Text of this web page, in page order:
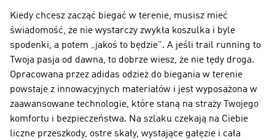
Kiedy chcesz zacząć biegać w terenie, musisz mieć
świadomość, że nie wystarczy zwykła koszulka i byle
spodenki, a potem „jakoś to będzie". A jeśli trail running to
Twoja pasja od dawna, to dobrze wiesz, że nie tędy droga.
Opracowana przez adidas odzież do biegania w terenie
powstaje z innowacyjnych materiałów i jest wyposażona w
zaawansowane technologie, które staną na straży Twojego
komfortu i bezpieczeństwa. Na szlaku czekają na Ciebie
liczne przeszkody, ostre skały, wystające gałęzie i cała